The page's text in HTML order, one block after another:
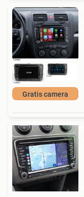
Gratis camera